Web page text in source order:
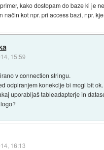
kako dostopam do baze ki je
način kot npr. pri access bazi, npr.
15:59
v connection stringu.
odpiranjem konekcije bi mogl bit ok.
uporabljaš tableadapterje in
16:13